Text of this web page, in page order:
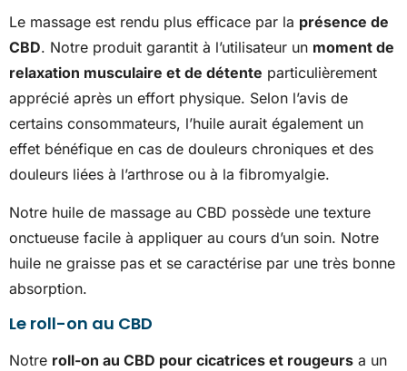
Le massage est rendu plus efficace par la présence de
CBD. Notre produit garantit à l’utilisateur un moment de
relaxation musculaire et de détente particulièrement
apprécié après un effort physique. Selon l’avis de
certains consommateurs, l’huile aurait également un
effet bénéfique en cas de douleurs chroniques et des
douleurs liées à l’arthrose ou à la fibromyalgie.
Notre huile de massage au CBD possède une texture
onctueuse facile à appliquer au cours d’un soin. Notre
huile ne graisse pas et se caractérise par une très bonne
absorption.
Le roll-on au CBD
Notre roll-on au CBD pour cicatrices et rougeurs a un